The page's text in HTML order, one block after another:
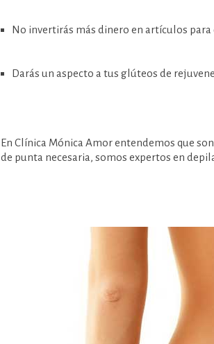
No invertirás más dinero en artículos
Darás un aspecto a tus glúteos de
En Clínica Mónica Amor entendemos que
de punta necesaria, somos expertos en